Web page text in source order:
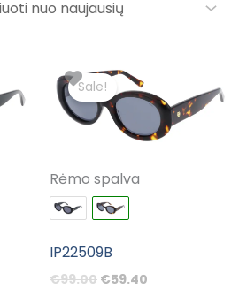
Sale!
Rėmo spalva
IP22509B
€99.00
price
was:
€99.00.
€59.40
is:
€59.40.